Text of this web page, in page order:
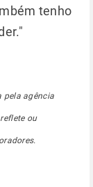
tenho
pela agência
ou